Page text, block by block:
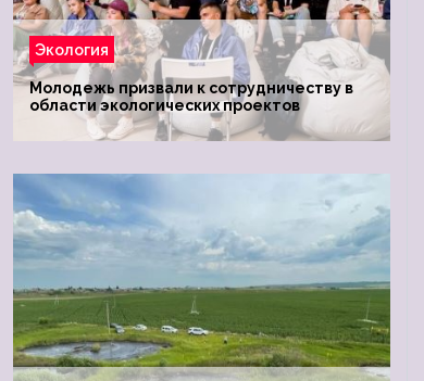
Экология
Молодежь призвали к сотрудничеству в
области экологических проектов